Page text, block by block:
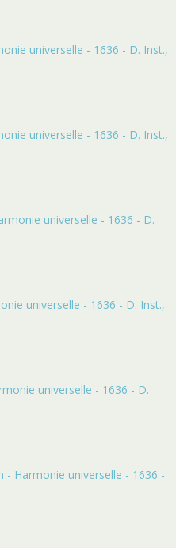
universelle - 1636 - D. Inst.,
universelle - 1636 - D. Inst.,
universelle - 1636 - D.
universelle - 1636 - D. Inst.,
universelle - 1636 - D.
Harmonie universelle - 1636 -